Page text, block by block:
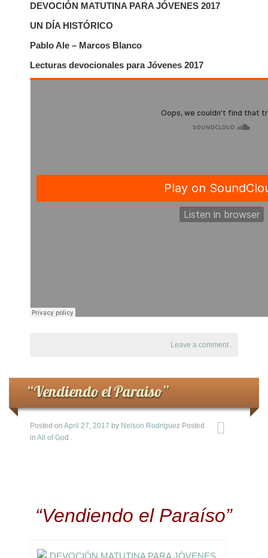
DEVOCIÓN MATUTINA PARA JÓVENES 2017
UN DÍA HISTÓRICO
Pablo Ale – Marcos Blanco
Lecturas devocionales para Jóvenes 2017
Leave a comment .
“Vendiendo el Paraiso”
Posted on April 27, 2017 by Nelson Rodriguez Posted
in All of God .
“Vendiendo el Paraíso”